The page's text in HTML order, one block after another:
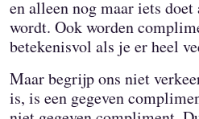
en alleen nog maar iets
wordt. Ook worden
betekenisvol als je er heel
Maar begrijp ons niet
is, is een gegeven